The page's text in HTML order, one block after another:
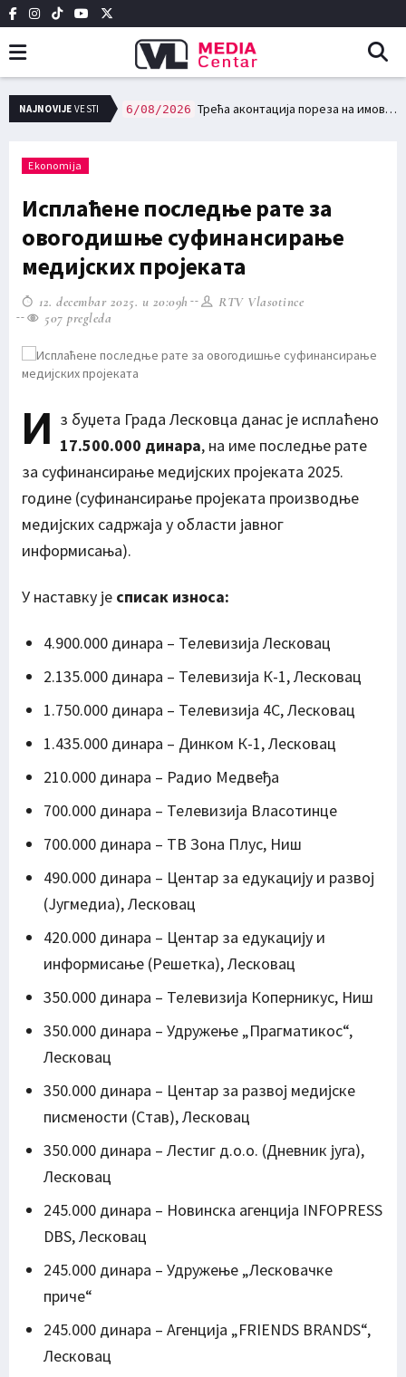
NAJNOVIJE VESTI
ДРУШТВО У ВЛАСОТИНЦУ 6/08/2026 Трећа аконтација пореза на имовину доспева за плаћање 15. августа
Ekonomija
Исплаћене последње рате за
овогодишње суфинансирање
медијских пројеката
12. decembar 2025. u 20:09h
RTV Vlasotince
507 pregleda
И з буџета Града Лесковца данас је исплаћено
17.500.000 динара, на име последње рате
за суфинансирање медијских пројеката 2025.
године (суфинансирање пројеката производње
медијских садржаја у области јавног
информисања).
У наставку је списак износа:
4.900.000 динара – Телевизија Лесковац
2.135.000 динара – Телевизија К-1, Лесковац
1.750.000 динара – Телевизија 4С, Лесковац
1.435.000 динара – Динком К-1, Лесковац
210.000 динара – Радио Медвеђа
700.000 динара – Телевизија Власотинце
700.000 динара – ТВ Зона Плус, Ниш
490.000 динара – Центар за едукацију и развој
(Југмедиа), Лесковац
420.000 динара – Центар за едукацију и
информисање (Решетка), Лесковац
350.000 динара – Телевизија Коперникус, Ниш
350.000 динара – Удружење „Прагматикос“,
Лесковац
350.000 динара – Центар за развој медијске
писмености (Став), Лесковац
350.000 динара – Лестиг д.о.о. (Дневник југа),
Лесковац
245.000 динара – Новинска агенција INFOPRESS
DBS, Лесковац
245.000 динара – Удружење „Лесковачке
приче“
245.000 динара – Агенција „FRIENDS BRANDS“,
Лесковац